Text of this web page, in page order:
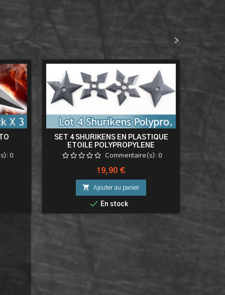
>
0
SET 4 SHURIKENS EN PLASTIQUE
ETOILE POLYPROPYLENE
ENTRAINEMENT - KN-411-PP
Commentaire(s): 0
Prix
19,90 €
 Ajouter au panier
 En stock